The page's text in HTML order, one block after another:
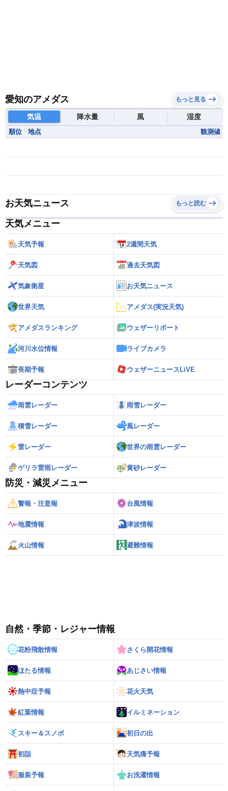
愛知のアメダス もっと見る
気温 降水量 風 湿度
順位 地点 観測値
お天気ニュース もっと読む
天気メニュー
天気予報 2週間天気
天気図 過去天気図
気象衛星 お天気ニュース
世界天気 アメダス(実況天気)
アメダスランキング ウェザーリポート
河川水位情報 ライブカメラ
長期予報 ウェザーニュースLiVE
レーダーコンテンツ
雨雲レーダー 雨雪レーダー
積雪レーダー 風レーダー
雷レーダー 世界の雨雲レーダー
ゲリラ雷雨レーダー 黄砂レーダー
防災・減災メニュー
警報・注意報 台風情報
地震情報 津波情報
火山情報 避難情報
自然・季節・レジャー情報
花粉飛散情報 さくら開花情報
ほたる情報 あじさい情報
熱中症予報 花火天気
紅葉情報 イルミネーション
スキー＆スノボ 初日の出
初詣 天気痛予報
服装予報 お洗濯情報